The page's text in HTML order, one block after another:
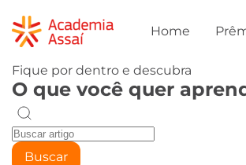
Home
Fique por dentro e descubra
O que você quer
Buscar